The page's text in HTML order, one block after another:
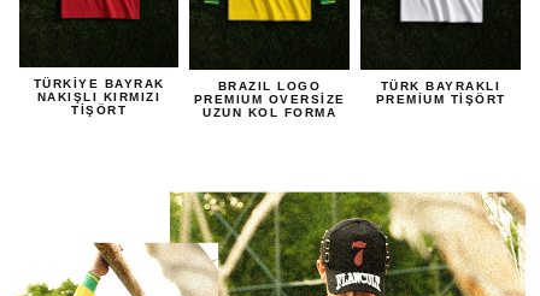
TÜRKİYE BAYRAK
NAKIŞLI KIRMIZI
TİŞÖRT
BRAZIL LOGO
PREMIUM OVERSİZE
UZUN KOL FORMA
TÜRK BAYRAKLI
PREMİUM TİŞÖRT